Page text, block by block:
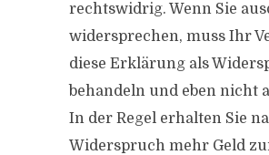
rechtswidrig. Wenn Sie
widersprechen, muss Ihr
diese Erklärung als
behandeln und eben nicht
In der Regel erhalten Sie
Widerspruch mehr Geld